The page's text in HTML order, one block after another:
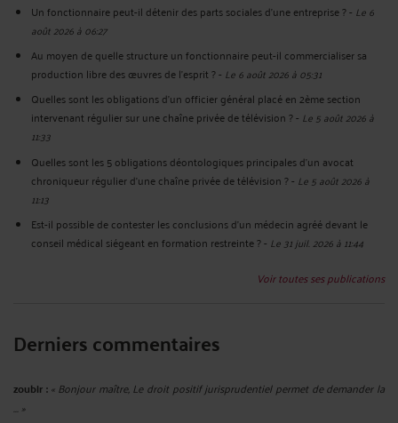
Un fonctionnaire peut-il détenir des parts sociales d’une entreprise ?- Le 6
août 2026 à 06:27
Au moyen de quelle structure un fonctionnaire peut-il commercialiser sa
production libre des œuvres de l’esprit ?- Le 6 août 2026 à 05:31
Quelles sont les obligations d’un officier général placé en 2ème section
intervenant régulier sur une chaîne privée de télévision ?- Le 5 août 2026 à
11:33
Quelles sont les 5 obligations déontologiques principales d’un avocat
chroniqueur régulier d’une chaîne privée de télévision ?- Le 5 août 2026 à
11:13
Est-il possible de contester les conclusions d’un médecin agréé devant le
conseil médical siégeant en formation restreinte ?- Le 31 juil. 2026 à 11:44
Voir toutes ses publications
Derniers commentaires
zoubir : « Bonjour maître, Le droit positif jurisprudentiel permet de demander la
... »